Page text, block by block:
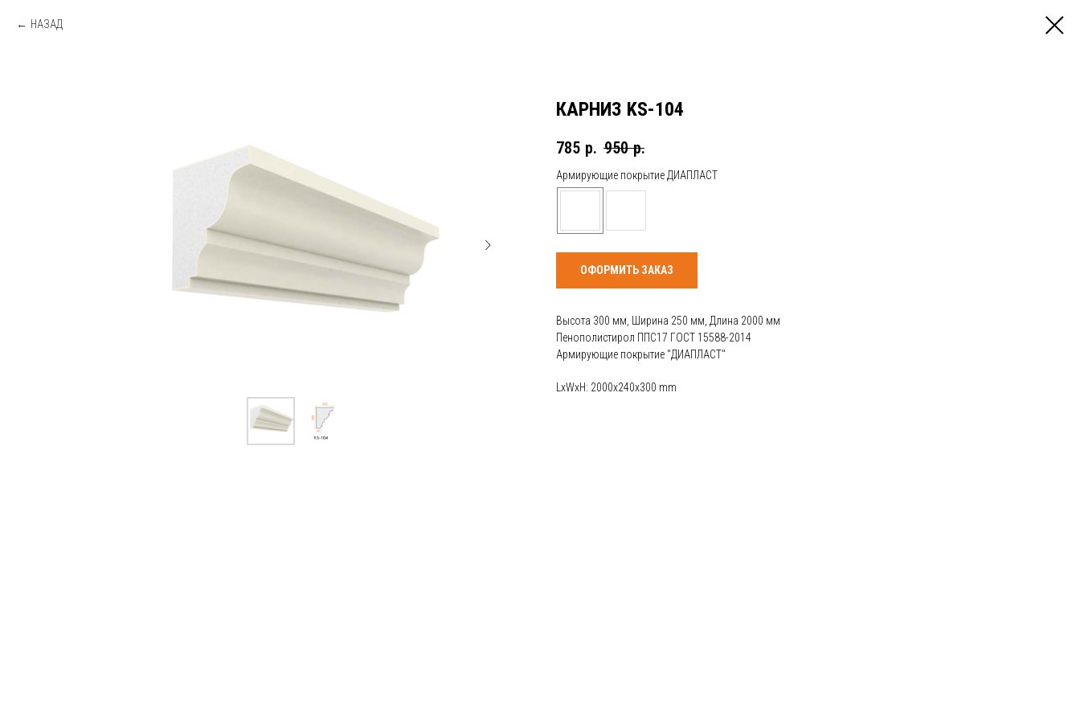
НАЗАД
КАРНИЗ KS-104
785 р. 950 р.
Армирующие покрытие ДИАПЛАСТ
ОФОРМИТЬ ЗАКАЗ
Высота 300 мм, Ширина 250 мм, Длина 2000 мм
Пенополистирол ППС17 ГОСТ 15588-2014
Армирующие покрытие "ДИАПЛАСТ"
LxWxH: 2000x240x300 mm